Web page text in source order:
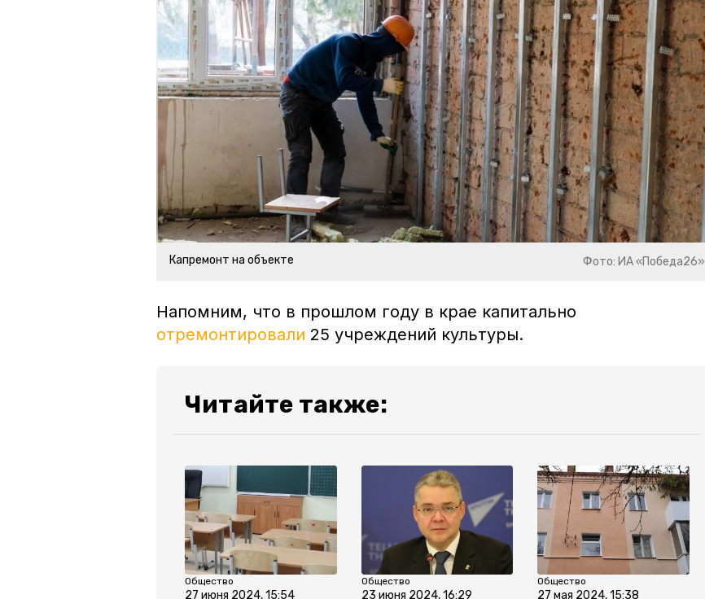
Капремонт на объекте Фото: ИА «Победа26»
Напомним, что в прошлом году в крае капитально
отремонтировали 25 учреждений культуры.
Читайте также:
Общество
27 июня 2024, 15:54
Общество
23 июня 2024, 16:29
Общество
27 мая 2024, 15:38